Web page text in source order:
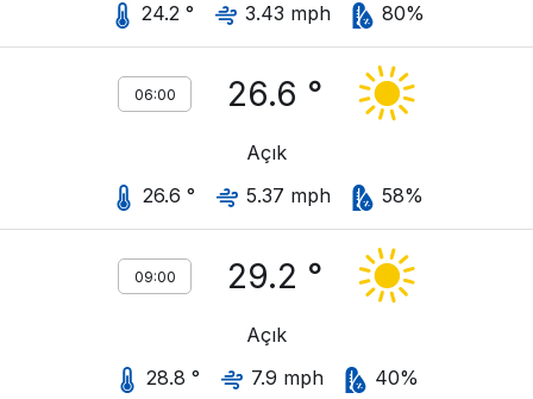
24.2 °
3.43 mph 80%
06:00 26.6 °
Açık
26.6 °
5.37 mph 58%
09:00 29.2 °
Açık
28.8 °
7.9 mph 40%